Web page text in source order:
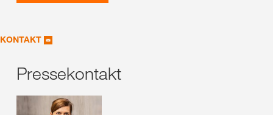
KONTAKT
Pressekontakt